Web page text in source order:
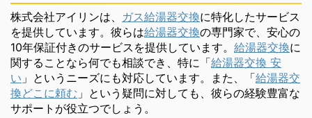
株式会社アイリンは、 ガス給湯器交換に特化したサービス
を提供しています。彼らは給湯器交換の専門家で、安心の
10年保証付きのサービスを提供しています。 給湯器交換に
関することなら何でも相談でき、特に「給湯器交換 安
い 」というニーズにも対応しています。また、「給湯器交
換どこに頼む 」という疑問に対しても、彼らの経験豊富な
サポートが役立つでしょう。